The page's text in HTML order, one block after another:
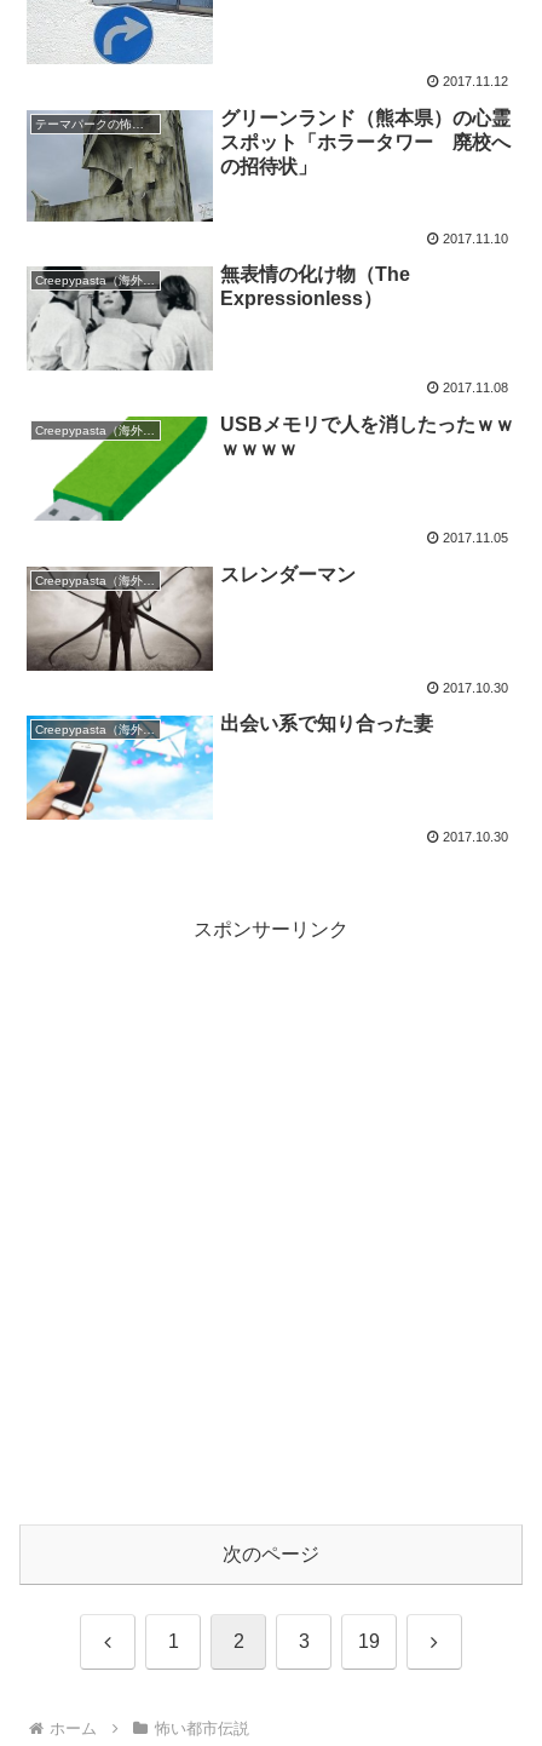
2017.11.12
テーマパークの怖い話
グリーンランド（熊本県）の心霊
スポット「ホラータワー 廃校へ
の招待状」
2017.11.10
無表情の化け物（The
Expressionless）
2017.11.08
USBメモリで人を消したったｗｗ
ｗｗｗｗ
2017.11.05
スレンダーマン
2017.10.30
Creepypasta（海外の都市伝説） 出会い系で知り合った妻
2017.10.30
スポンサーリンク
次のページ
前 1 2 3 19 次
ホーム 怖い都市伝説